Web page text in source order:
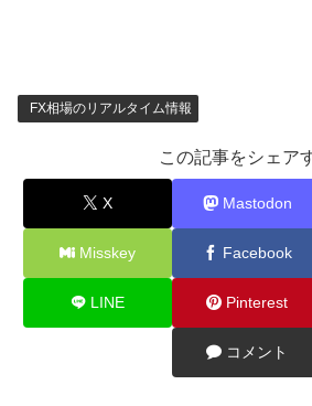
FX相場のリアルタイム情報
この記事をシェア
X Mastodon
Misskey Facebook
LINE Pinterest
コメント